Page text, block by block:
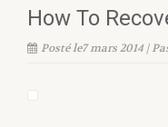
How To
Posté le7 mars 2014 |